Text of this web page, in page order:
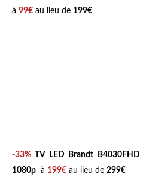
à 99€ au lieu de 199€
-33%TV LED Brandt B4030FHD
1080p à 199€ au lieu de 299€